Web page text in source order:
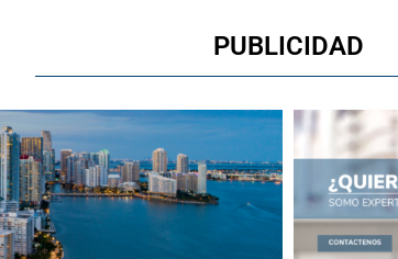
PUBLICIDAD